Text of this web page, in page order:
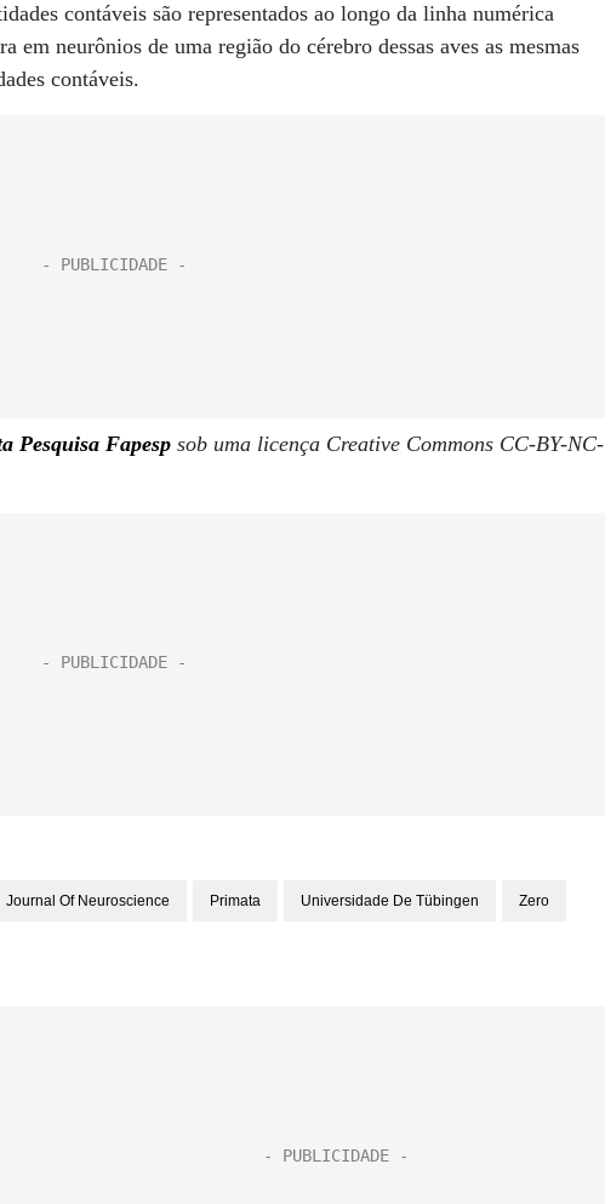
contáveis são representados ao longo da linha numérica
em neurônios de uma região do cérebro dessas aves as mesmas
contáveis.
Pesquisa Fapesp sob uma licença Creative Commons CC-BY-NC-
Journal Of Neuroscience Primata Universidade De Tübingen Zero